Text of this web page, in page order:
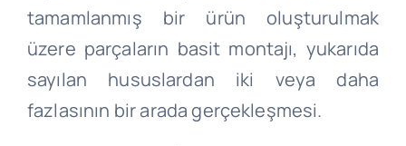
tamamlanmış bir ürün oluşturulmak
üzere parçaların basit montajı, yukarıda
sayılan hususlardan iki veya daha
fazlasının bir arada gerçekleşmesi.